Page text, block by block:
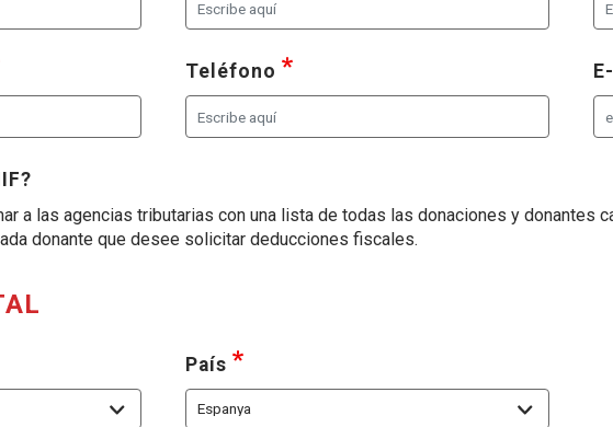
al menos una de las siguientes opciones
a las agencias tributarias con una lista de todas las donaciones y donantes
donante que desee solicitar deducciones fiscales.
Teléfono requerido
, seleccione al menos una de las
menos una de las siguientes opciones
País requerido
, seleccione al menos una de las